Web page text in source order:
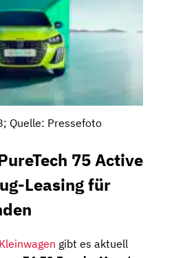
Quelle: Pressefoto
75 Active
Leasing für
Kleinwagen gibt es aktuell